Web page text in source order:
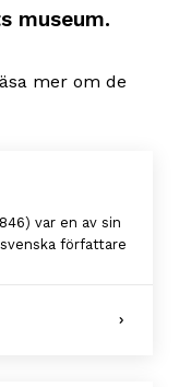
museum.
mer om de
var en av sin
författare